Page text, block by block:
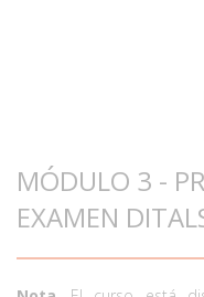
MÓDULO 3 -
EXAMEN